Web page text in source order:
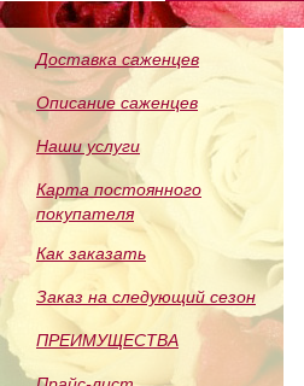
ПИТОМНИКА
Доставка саженцев
Описание саженцев
Наши услуги
Карта постоянного
покупателя
Как заказать
Заказ на следующий сезон
ПРЕИМУЩЕСТВА